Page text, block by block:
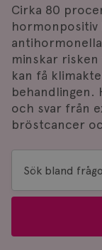
Cirka 80
hormonpositiv
minskar
kan få
behandlingen.
och svar från
bröstcancer
Sök
bland
&